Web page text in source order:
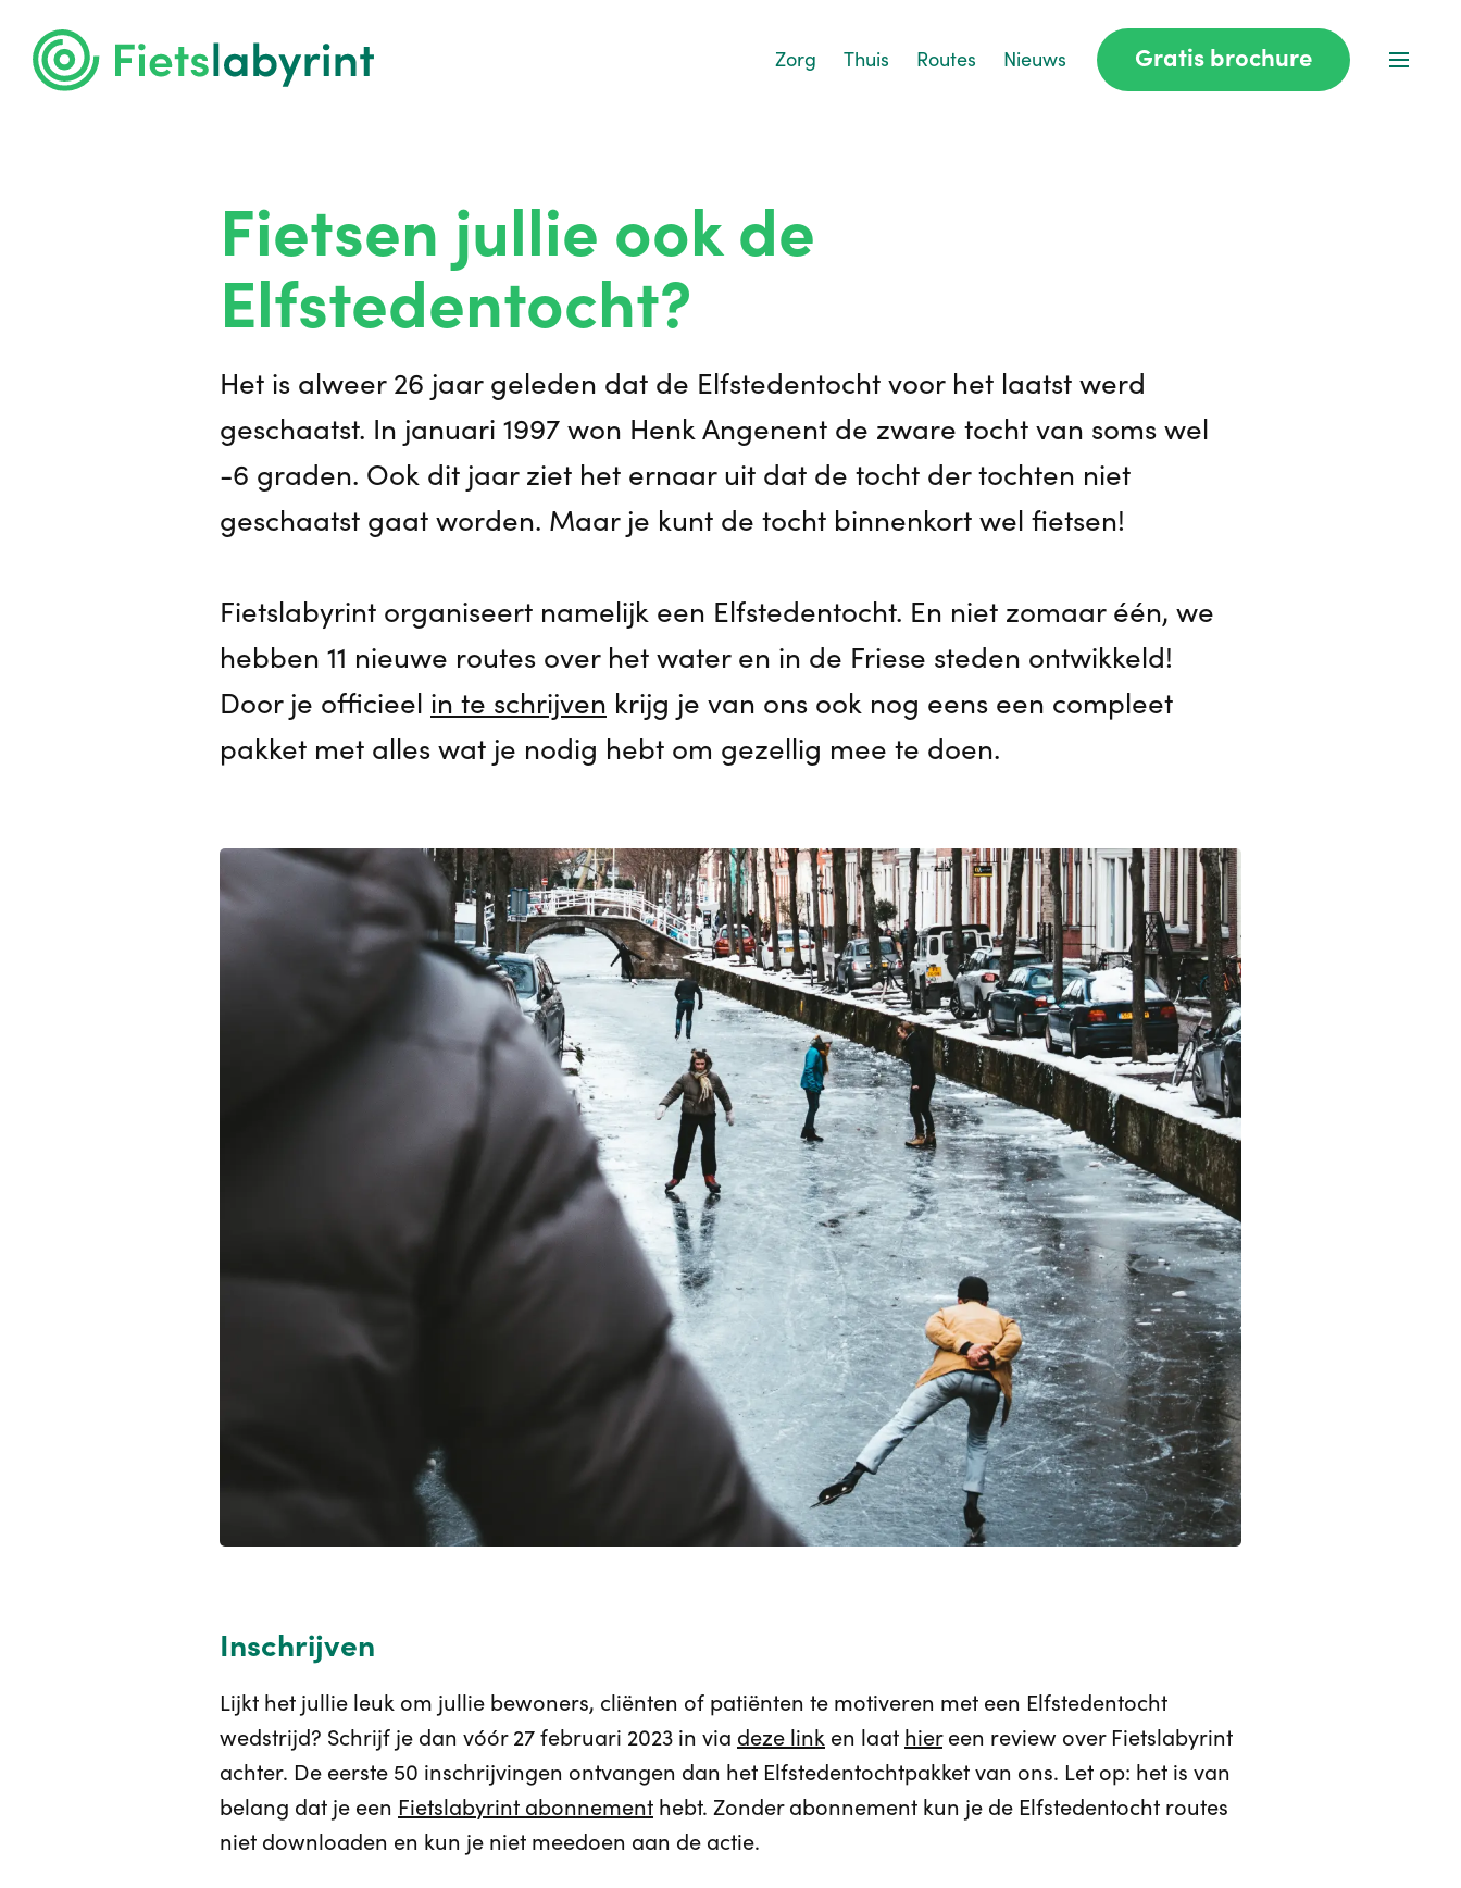
Zorg Thuis Routes Nieuws Gratis brochure
Fietsen jullie ook de
Elfstedentocht?
Het is alweer 26 jaar geleden dat de Elfstedentocht voor het laatst werd
geschaatst. In januari 1997 won Henk Angenent de zware tocht van soms wel
-6 graden. Ook dit jaar ziet het ernaar uit dat de tocht der tochten niet
geschaatst gaat worden. Maar je kunt de tocht binnenkort wel fietsen!
Fietslabyrint organiseert namelijk een Elfstedentocht. En niet zomaar één, we
hebben 11 nieuwe routes over het water en in de Friese steden ontwikkeld!
Door je officieel in te schrijven krijg je van ons ook nog eens een compleet
pakket met alles wat je nodig hebt om gezellig mee te doen.
Inschrijven
Lijkt het jullie leuk om jullie bewoners, cliënten of patiënten te motiveren met een Elfstedentocht
wedstrijd? Schrijf je dan vóór 27 februari 2023 in via deze link en laat hiereen review over Fietslabyrint
achter. De eerste 50 inschrijvingen ontvangen dan het Elfstedentochtpakket van ons. Let op: het is van
belang dat je een Fietslabyrint abonnement hebt. Zonder abonnement kun je de Elfstedentocht routes
niet downloaden en kun je niet meedoen aan de actie.